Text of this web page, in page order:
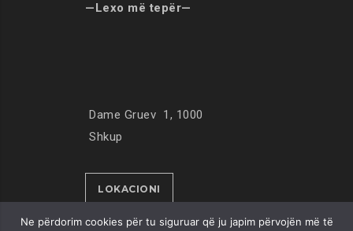
—Lexo më tepër—
Dame Gruev 1, 1000
Shkup
LOKACIONI
Ne përdorim cookies për tu siguruar që ju japim përvojën më të